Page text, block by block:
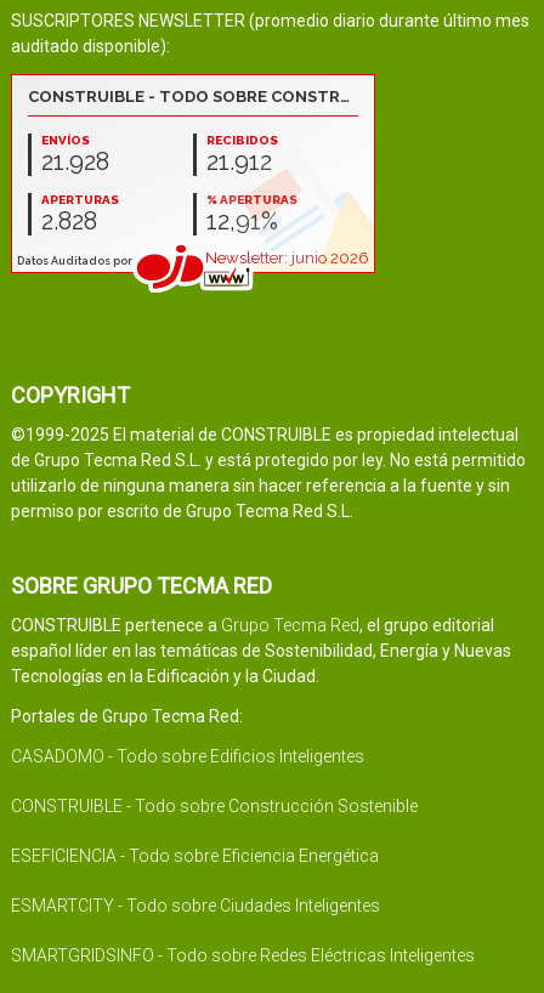
SUSCRIPTORES NEWSLETTER (promedio diario durante último mes
auditado disponible):
COPYRIGHT
©1999-2025 El material de CONSTRUIBLE es propiedad intelectual
de Grupo Tecma Red S.L. y está protegido por ley. No está permitido
utilizarlo de ninguna manera sin hacer referencia a la fuente y sin
permiso por escrito de Grupo Tecma Red S.L.
SOBRE GRUPO TECMA RED
CONSTRUIBLE pertenece a Grupo Tecma Red, el grupo editorial
español líder en las temáticas de Sostenibilidad, Energía y Nuevas
Tecnologías en la Edificación y la Ciudad.
Portales de Grupo Tecma Red:
CASADOMO - Todo sobre Edificios Inteligentes
CONSTRUIBLE - Todo sobre Construcción Sostenible
ESEFICIENCIA - Todo sobre Eficiencia Energética
ESMARTCITY - Todo sobre Ciudades Inteligentes
SMARTGRIDSINFO - Todo sobre Redes Eléctricas Inteligentes